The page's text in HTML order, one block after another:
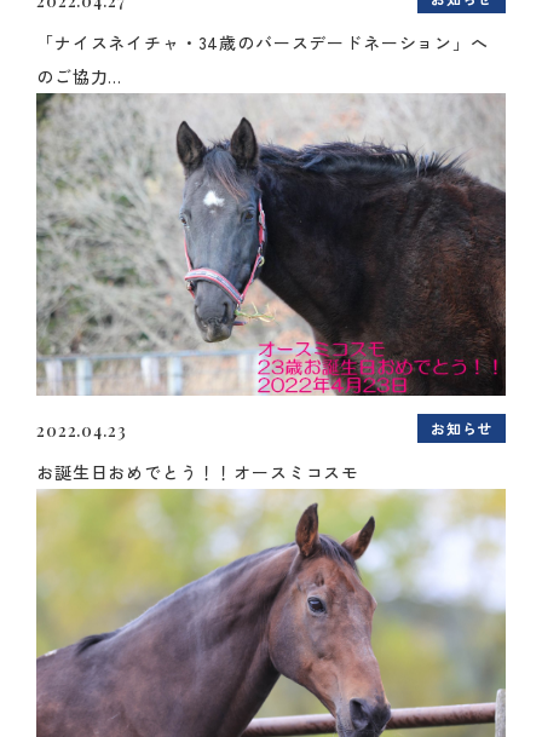
「ナイスネイチャ・34歳のバースデードネーション」へ
のご協力...
2022.04.23 お知らせ
お誕生日おめでとう！！オースミコスモ